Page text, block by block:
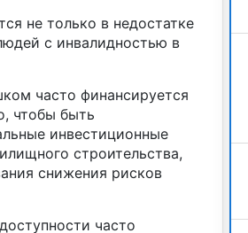
не только в недостатке
с инвалидностью в
часто финансируется
чтобы быть
инвестиционные
строительства,
снижения рисков
часто